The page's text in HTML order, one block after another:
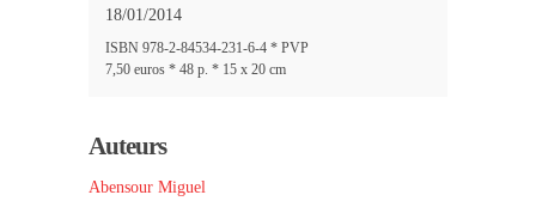
18/01/2014
ISBN 978-2-84534-231-6-4 * PVP
7,50 euros * 48 p. * 15 x 20 cm
Auteurs
Abensour Miguel